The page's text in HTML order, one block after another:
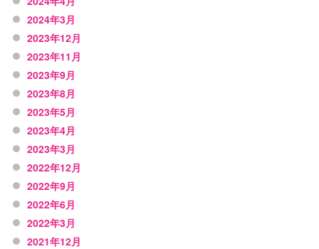
2024年3月
2023年12月
2023年11月
2023年9月
2023年8月
2023年5月
2023年4月
2023年3月
2022年12月
2022年9月
2022年6月
2022年3月
2021年12月